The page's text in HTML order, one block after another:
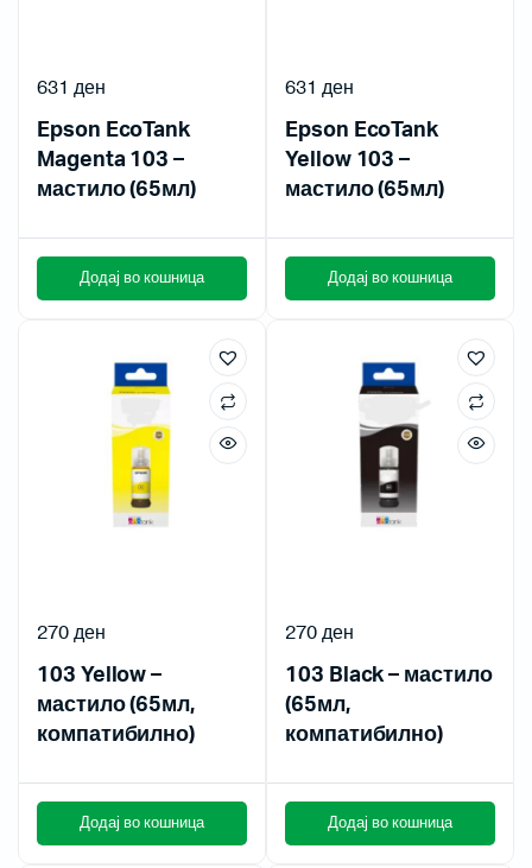
Epson EcoTank
Magenta 103 –
мастило (65мл)
631 ден
Додај во кошница
Epson EcoTank
Yellow 103 –
мастило (65мл)
631 ден
Додај во кошница
103 Yellow –
мастило (65мл,
компатибилно)
270ден
Додај во кошница
103 Black – мастило
(65мл,
компатибилно)
270ден
Додај во кошница